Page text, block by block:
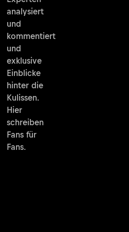
analysiert
und
kommentiert
und
exklusive
Einblicke
hinter die
Kulissen.
Hier
schreiben
Fans für
Fans.